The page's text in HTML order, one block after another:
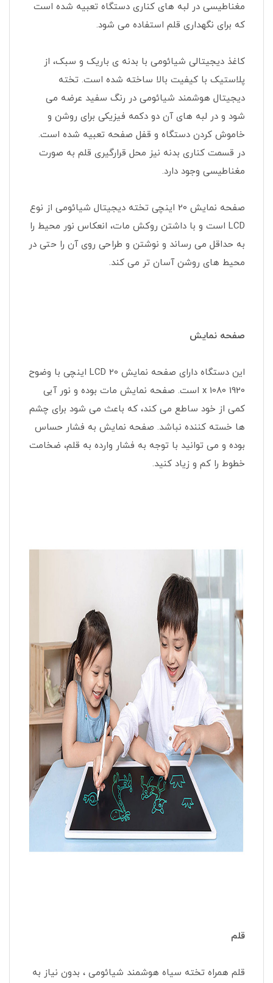
مغناطیسی در لبه های کناری دستگاه تعبیه شده است
که برای نگهداری قلم استفاده می شود.
کاغذ دیجیتالی شیائومی با بدنه ی باریک و سبک، از
پلاستیک با کیفیت بالا ساخته شده است. تخته
دیجیتال هوشمند شیائومی در رنگ سفید عرضه می
شود و در لبه های آن دو دکمه فیزیکی برای روشن و
خاموش کردن دستگاه و قفل صفحه تعبیه شده است.
در قسمت کناری بدنه نیز محل قرارگیری قلم به صورت
مغناطیسی وجود دارد.
صفحه نمایش 20 اینچی تخته دیجیتال شیائومی از نوع
LCD است و با داشتن روکش مات، انعکاس نور محیط را
به حداقل می رساند و نوشتن و طراحی روی آن را حتی در
محیط های روشن آسان تر می کند.
صفحه نمایش
این دستگاه دارای صفحه نمایش LCD 20 اینچی با وضوح
1920 x 1080 است. صفحه نمایش مات بوده و نور آبی
کمی از خود ساطع می کند، که باعث می شود برای چشم
ها خسته کننده نباشد. صفحه نمایش به فشار حساس
بوده و می توانید با توجه به فشار وارده به قلم، ضخامت
خطوط را کم و زیاد کنید.
قلم
قلم همراه تخته سیاه هوشمند شیائومی ، بدون نیاز به